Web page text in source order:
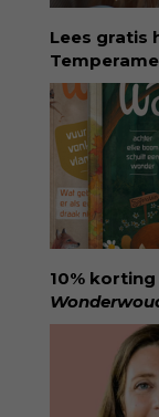
Lees gratis
van
aan kennis
verkochte
bestseller,
kunnen
liefdevolle
voor
via:
id=ZcYxEBJH
10%
voor
antwoord
boekjes en